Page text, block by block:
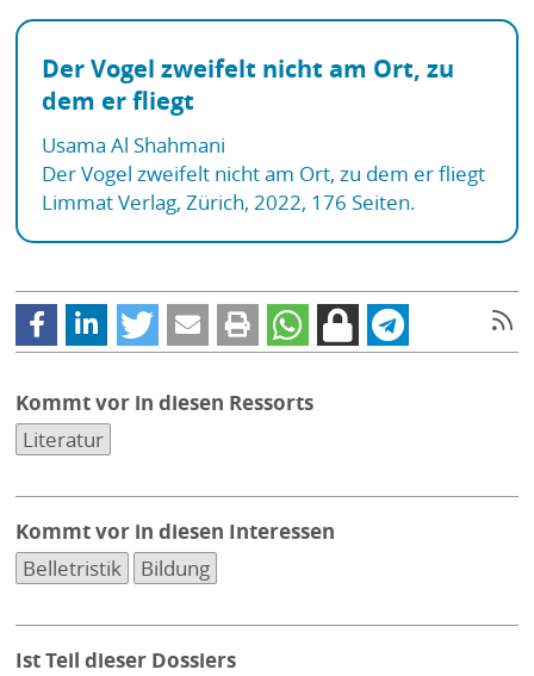
Der Vogel zweifelt nicht am Ort, zu
dem er fliegt
Usama Al Shahmani
Der Vogel zweifelt nicht am Ort, zu dem er fliegt
Limmat Verlag, Zürich, 2022, 176 Seiten.
Kommt vor in diesen Ressorts
Literatur
Kommt vor in diesen Interessen
Belletristik
Bildung
Ist Teil dieser Dossiers